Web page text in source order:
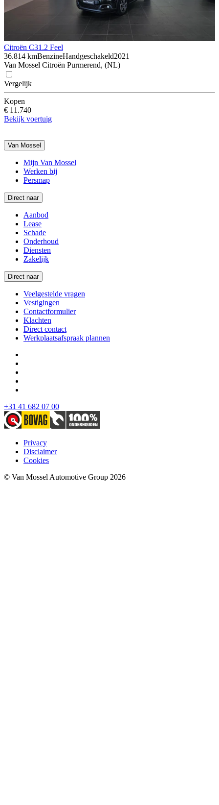
Citroën C31.2 Feel
36.814 kmBenzineHandgeschakeld2021
Van Mossel Citroën Purmerend, (NL)
Vergelijk
Kopen
€ 11.740
Bekijk voertuig
Van Mossel
Mijn Van Mossel
Werken bij
Persmap
Direct naar
Aanbod
Lease
Schade
Onderhoud
Diensten
Zakelijk
Direct naar
Veelgestelde vragen
Vestigingen
Contactformulier
Klachten
Direct contact
Werkplaatsafspraak plannen
+31 41 682 07 00
Privacy
Disclaimer
Cookies
© Van Mossel Automotive Group 2026